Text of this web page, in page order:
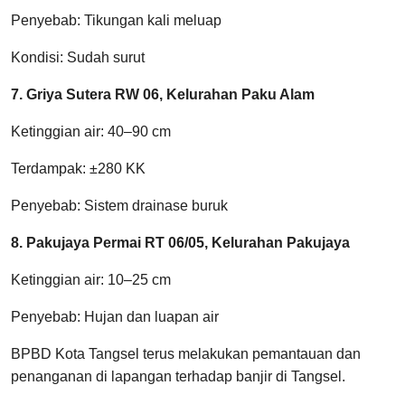
Penyebab: Tikungan kali meluap
Kondisi: Sudah surut
7. Griya Sutera RW 06, Kelurahan Paku Alam
Ketinggian air: 40–90 cm
Terdampak: ±280 KK
Penyebab: Sistem drainase buruk
8. Pakujaya Permai RT 06/05, Kelurahan Pakujaya
Ketinggian air: 10–25 cm
Penyebab: Hujan dan luapan air
BPBD Kota Tangsel terus melakukan pemantauan dan
penanganan di lapangan terhadap banjir di Tangsel.